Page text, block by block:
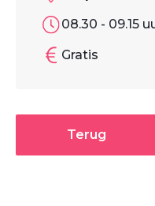
08.30 - 09.15
Gratis
Terug